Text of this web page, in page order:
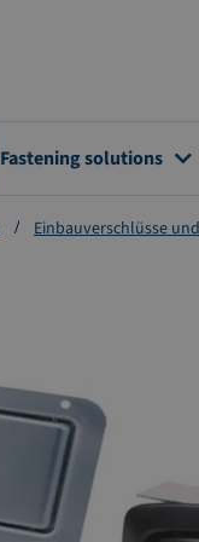
Fastening solutions
Einbauverschlüsse